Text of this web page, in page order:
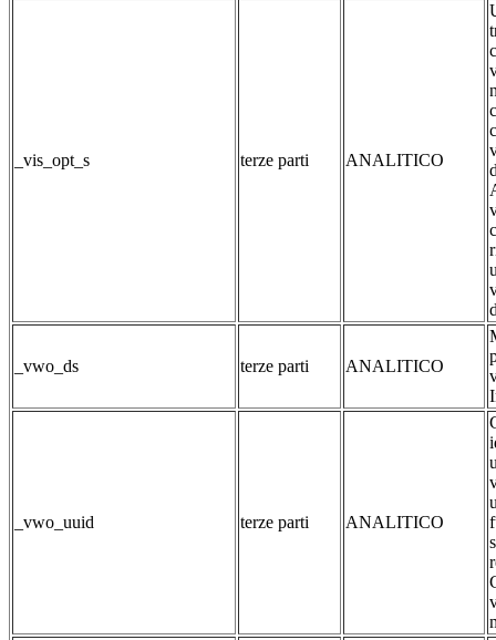
_vis_opt_s terze parti ANALITICO
_vwo_ds terze parti ANALITICO
_vwo_uuid terze parti ANALITICO